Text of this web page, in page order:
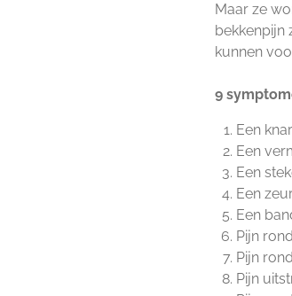
Maar ze
bekkenpijn
kunnen
9
Een
Een
Een
Een
Een
Pijn
Pijn
Pijn